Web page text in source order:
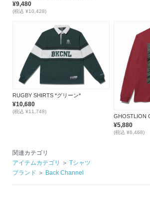
¥9,480
(税込 ¥10,428)
RUGBY SHIRTS *グリーン*
¥10,680
(税込 ¥11,748)
¥5,880
(税込 ¥6,468)
関連カテゴリ
アイテムカテゴリ
＞ Tシャツ
ブランド ＞ Back Channel